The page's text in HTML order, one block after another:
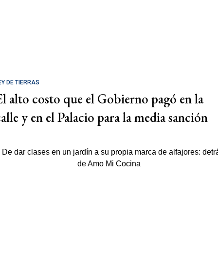
DE TIERRAS
alto costo que el Gobierno pagó en la
y en el Palacio para la media sanción